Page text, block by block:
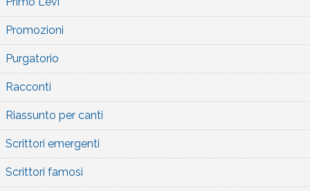
Promozioni
Purgatorio
Racconti
Riassunto per canti
Scrittori emergenti
Scrittori famosi